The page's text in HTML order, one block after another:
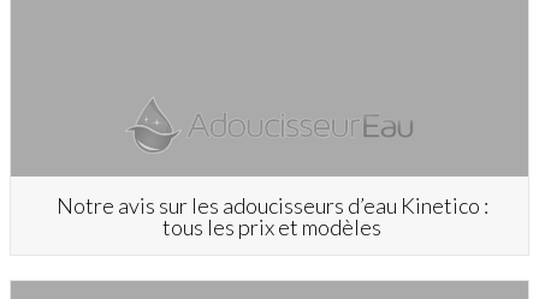
Notre avis sur les adoucisseurs d’eau Kinetico :
tous les prix et modèles